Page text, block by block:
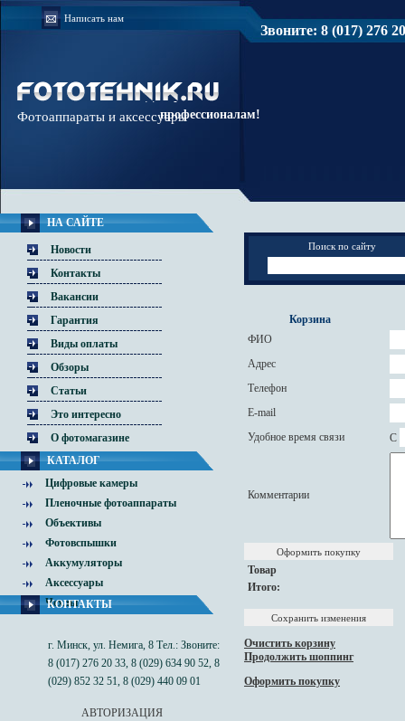
Написать нам
Звоните: 8 (017) 276
Доверяйте
профессионалам!
Фотоаппараты и аксессуары
НА САЙТЕ
Новости
Контакты
Вакансии
Гарантия
Виды оплаты
Обзоры
Статьи
Это интересно
О фотомагазине
КАТАЛОГ
Цифровые камеры
Пленочные фотоаппараты
Объективы
Фотовспышки
Аккумуляторы
Аксессуары
Чехлы
КОНТАКТЫ
г. Минск, ул. Немига, 8 Тел.: Звоните:
8 (017) 276 20 33, 8 (029) 634 90 52, 8
(029) 852 32 51, 8 (029) 440 09 01
АВТОРИЗАЦИЯ
Поиск по сайту
Корзина
ФИО
Адрес
Телефон
E-mail
Удобное время связи
C
Комментарии
Товар
Итого:
Очистить корзину
Продолжить шоппинг
Оформить покупку